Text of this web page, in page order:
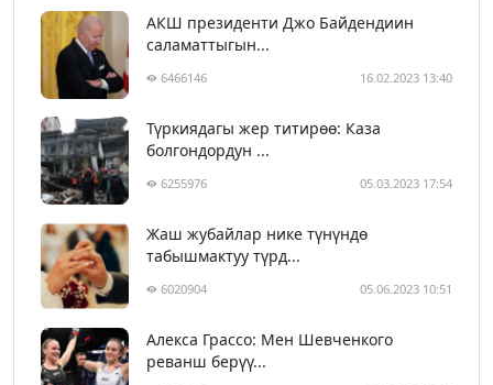
АКШ президенти Джо Байдендиин
саламаттыгын...
6466146 16.02.2023 13:40
Түркиядагы жер титирөө: Каза
болгондордун ...
6255976 05.03.2023 17:54
Жаш жубайлар нике түнүндө
табышмактуу түрд...
6020904 05.06.2023 10:51
Алекса Грассо: Мен Шевченкого
реванш берүү...